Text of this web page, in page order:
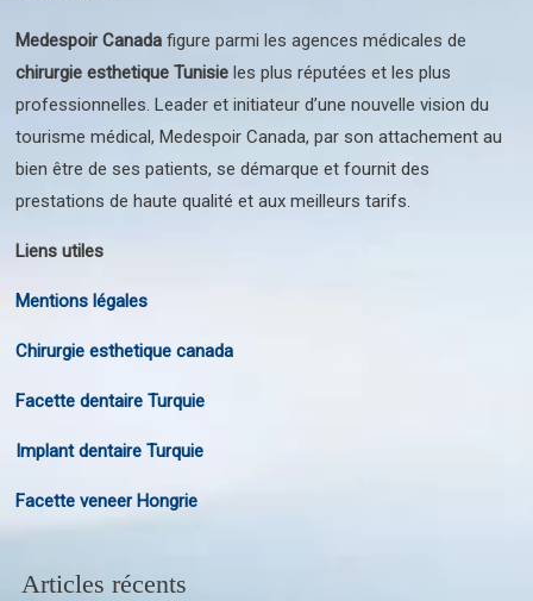
Medespoir Canada figure parmi les agences médicales de
chirurgie esthetique Tunisie les plus réputées et les plus
professionnelles. Leader et initiateur d’une nouvelle vision du
tourisme médical, Medespoir Canada, par son attachement au
bien être de ses patients, se démarque et fournit des
prestations de haute qualité et aux meilleurs tarifs.
Liens utiles
Mentions légales
Chirurgie esthetique canada
Facette dentaire Turquie
Implant dentaire Turquie
Facette veneer Hongrie
Articles récents